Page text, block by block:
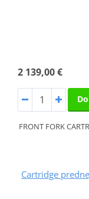
2 139,00 €
FRONT FORK
Cartridge